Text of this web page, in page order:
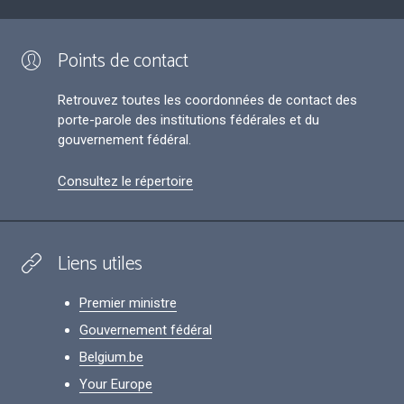
Points de contact
Retrouvez toutes les coordonnées de contact des
porte-parole des institutions fédérales et du
gouvernement fédéral.
Consultez le répertoire
Liens utiles
Premier ministre
Gouvernement fédéral
Belgium.be
Your Europe